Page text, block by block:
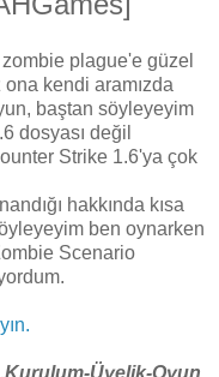
plague'e güzel
ona kendi aramızda
baştan söyleyeyim
dosyası değil
Strike 1.6'ya çok
hakkında kısa
ben oynarken
Scenario